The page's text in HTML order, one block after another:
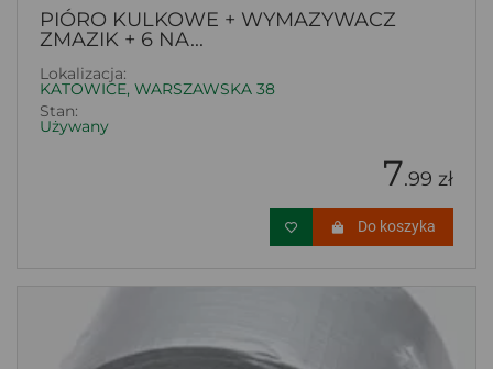
PIÓRO KULKOWE + WYMAZYWACZ
ZMAZIK + 6 NA...
Lokalizacja:
KATOWICE, WARSZAWSKA 38
Stan:
Używany
7.99 zł
Do koszyka